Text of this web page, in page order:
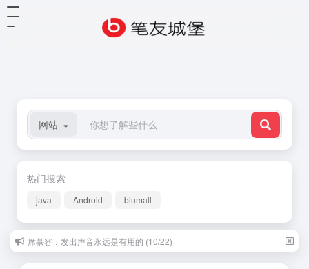
网站
热门搜索
java Android biumall
席慕容：发出声音永远是有用的 (10/22)